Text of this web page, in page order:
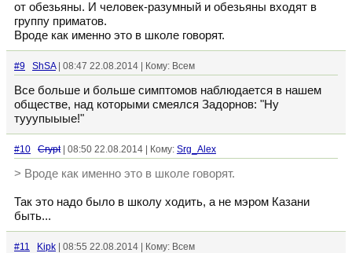
от обезьяны. И человек-разумный и обезьяны входят в
группу приматов.
Вроде как именно это в школе говорят.
#9 ShSA| 08:47 22.08.2014 | Кому: Всем
Все больше и больше симптомов наблюдается в нашем
обществе, над которыми смеялся Задорнов: "Ну
тууупыыые!"
#10 Crypt| 08:50 22.08.2014 | Кому: Srg_Alex
> Вроде как именно это в школе говорят.
Так это надо было в школу ходить, а не мэром Казани
быть...
#11 Kipk | 08:55 22.08.2014 | Кому: Всем